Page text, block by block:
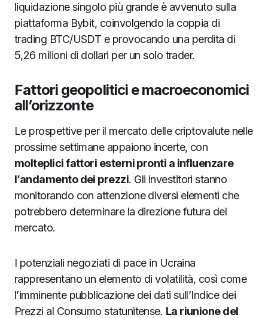
liquidazione singolo più grande è avvenuto sulla
piattaforma Bybit, coinvolgendo la coppia di
trading BTC/USDT e provocando una perdita di
5,26 milioni di dollari per un solo trader.
Fattori geopolitici e macroeconomici
all’orizzonte
Le prospettive per il mercato delle criptovalute nelle
prossime settimane appaiono incerte, con
molteplici fattori esterni pronti a influenzare
l’andamento dei prezzi. Gli investitori stanno
monitorando con attenzione diversi elementi che
potrebbero determinare la direzione futura del
mercato.
I potenziali negoziati di pace in Ucraina
rappresentano un elemento di volatilità, così come
l’imminente pubblicazione dei dati sull’Indice dei
Prezzi al Consumo statunitense. La riunione del